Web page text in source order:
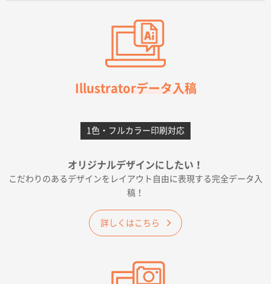
柳さんの対応が素晴らしかった。
フレキソレジ袋 Uバッグ 35号
5000枚
2026年06月28日 15:14
千葉県A社様
2026年06月19日 09:41
価格 大丈夫そうな会社に見えた
大阪府のお客様
A4フルカラークリアファイル1000枚
Illustratorデータ入稿
1色・フルカラー印刷対応
オリジナルデザインにしたい！
こだわりのあるデザインをレイアウト自由に表現する完全データ入
稿！
詳しくはこちら